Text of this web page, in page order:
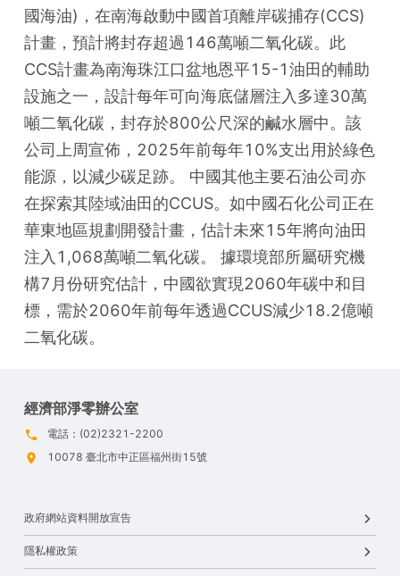
國海油)，在南海啟動中國首項離岸碳捕存(CCS)
計畫，預計將封存超過146萬噸二氧化碳。此
CCS計畫為南海珠江口盆地恩平15-1油田的輔助
設施之一，設計每年可向海底儲層注入多達30萬
噸二氧化碳，封存於800公尺深的鹹水層中。該
公司上周宣佈，2025年前每年10%支出用於綠色
能源，以減少碳足跡。 中國其他主要石油公司亦
在探索其陸域油田的CCUS。如中國石化公司正在
華東地區規劃開發計畫，估計未來15年將向油田
注入1,068萬噸二氧化碳。 據環境部所屬研究機
構7月份研究估計，中國欲實現2060年碳中和目
標，需於2060年前每年透過CCUS減少18.2億噸
二氧化碳。
經濟部淨零辦公室
電話：(02)2321-2200
10078 臺北市中正區福州街15號
政府網站資料開放宣告
隱私權政策